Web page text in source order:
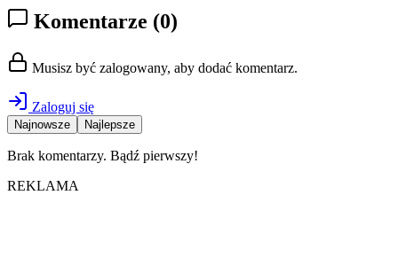
Komentarze (0)
Musisz być zalogowany, aby dodać komentarz.
Zaloguj się
Najnowsze Najlepsze
Brak komentarzy. Bądź pierwszy!
REKLAMA